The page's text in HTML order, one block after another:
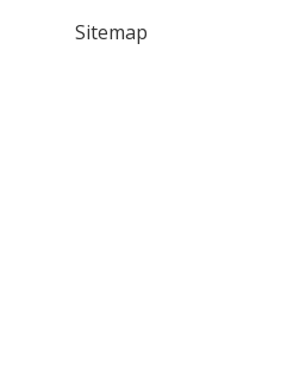
Sitemap